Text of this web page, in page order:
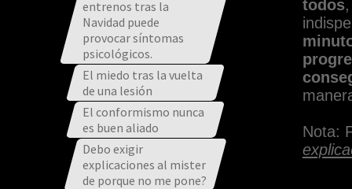
entrenos tras la
Navidad puede
provocar síntomas
psicológicos.
El miedo tras la vuelta
de una lesión
El conformismo nunca
es buen aliado
Debo exigir
explicaciones al mister
de porque no me pone?
todos
Nota: